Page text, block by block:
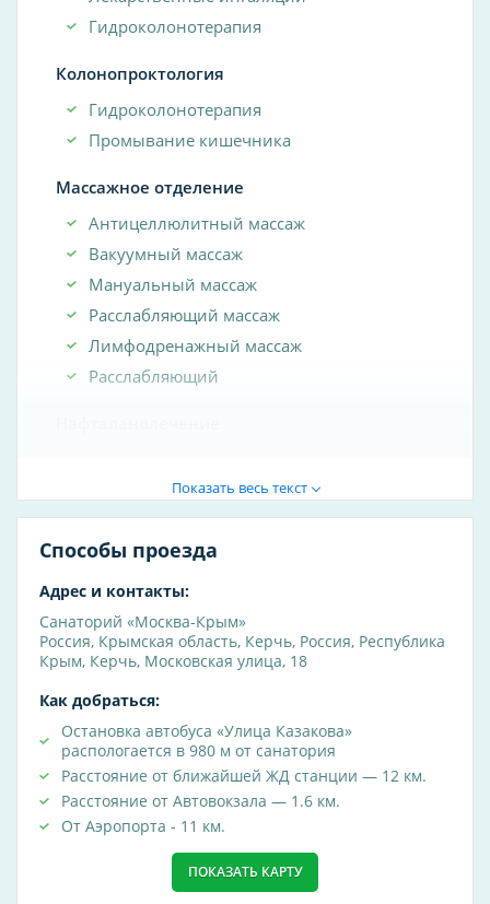
Гидроколонотерапия
Колонопроктология
Гидроколонотерапия
Промывание кишечника
Массажное отделение
Антицеллюлитный массаж
Вакуумный массаж
Мануальный массаж
Расслабляющий массаж
Лимфодренажный массаж
Расслабляющий
Косметологические услуги
бальнеотерапия
Специализация клиники
диагностика
неврология
урология
Врачи-специалисты
иммунолог
Показать весь текст
Способы проезда
Адрес и контакты:
Санаторий «Москва-Крым»
Россия, Крымская область, Керчь, Россия, Республика
Крым, Керчь, Московская улица, 18
Как добраться:
Остановка автобуса «Улица Казакова»
распологается в 980 м от санатория
Расстояние от ближайшей ЖД станции — 12 км.
Расстояние от Автовокзала — 1.6 км.
От Аэропорта - 11 км.
ПОКАЗАТЬ КАРТУ